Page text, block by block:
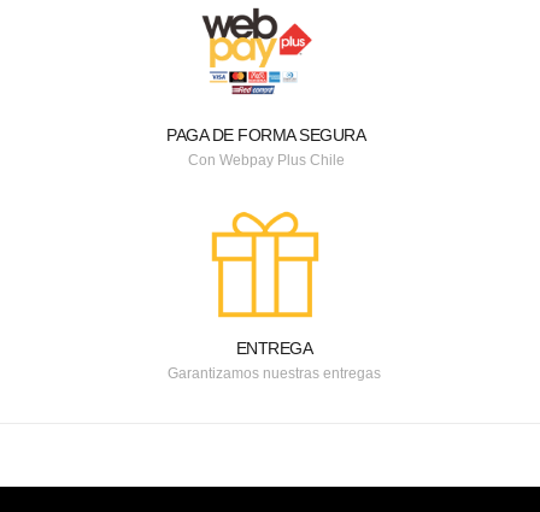
PAGA DE FORMA SEGURA
Con Webpay Plus Chile
ENTREGA
Garantizamos nuestras entregas